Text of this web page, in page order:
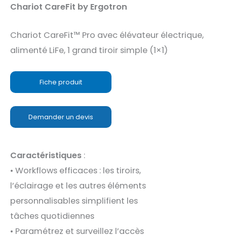
Chariot CareFit by Ergotron
Chariot CareFit™ Pro avec élévateur électrique,
alimenté LiFe, 1 grand tiroir simple (1×1)
Fiche produit
Demander un devis
Caractéristiques :
• Workflows efficaces : les tiroirs,
l’éclairage et les autres éléments
personnalisables simplifient les
tâches quotidiennes
• Paramétrez et surveillez l’accès